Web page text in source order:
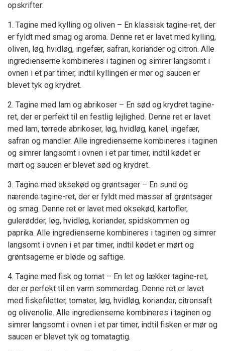
opskrifter:
1. Tagine med kylling og oliven – En klassisk tagine-ret, der
er fyldt med smag og aroma. Denne ret er lavet med kylling,
oliven, løg, hvidløg, ingefær, safran, koriander og citron. Alle
ingredienserne kombineres i taginen og simrer langsomt i
ovnen i et par timer, indtil kyllingen er mør og saucen er
blevet tyk og krydret.
2. Tagine med lam og abrikoser – En sød og krydret tagine-
ret, der er perfekt til en festlig lejlighed. Denne ret er lavet
med lam, tørrede abrikoser, løg, hvidløg, kanel, ingefær,
safran og mandler. Alle ingredienserne kombineres i taginen
og simrer langsomt i ovnen i et par timer, indtil kødet er
mørt og saucen er blevet sød og krydret.
3. Tagine med oksekød og grøntsager – En sund og
nærende tagine-ret, der er fyldt med masser af grøntsager
og smag. Denne ret er lavet med oksekød, kartofler,
gulerødder, løg, hvidløg, koriander, spidskommen og
paprika. Alle ingredienserne kombineres i taginen og simrer
langsomt i ovnen i et par timer, indtil kødet er mørt og
grøntsagerne er bløde og saftige.
4. Tagine med fisk og tomat – En let og lækker tagine-ret,
der er perfekt til en varm sommerdag. Denne ret er lavet
med fiskefiletter, tomater, løg, hvidløg, koriander, citronsaft
og olivenolie. Alle ingredienserne kombineres i taginen og
simrer langsomt i ovnen i et par timer, indtil fisken er mør og
saucen er blevet tyk og tomatagtig.